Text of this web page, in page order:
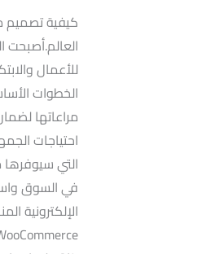
كيفية تصميم
العالم.أصبحت
للأعمال
الخطوات
مراعاتها
احتياجات
التي سيوفرها
في السوق
في
دبي